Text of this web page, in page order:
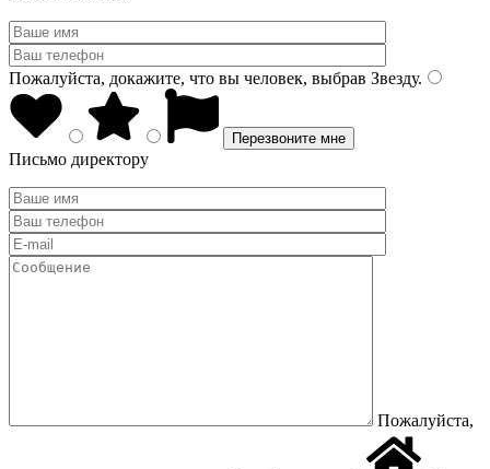
Пожалуйста, докажите, что вы человек, выбрав Звезду.
Письмо директору
Пожалуйста,